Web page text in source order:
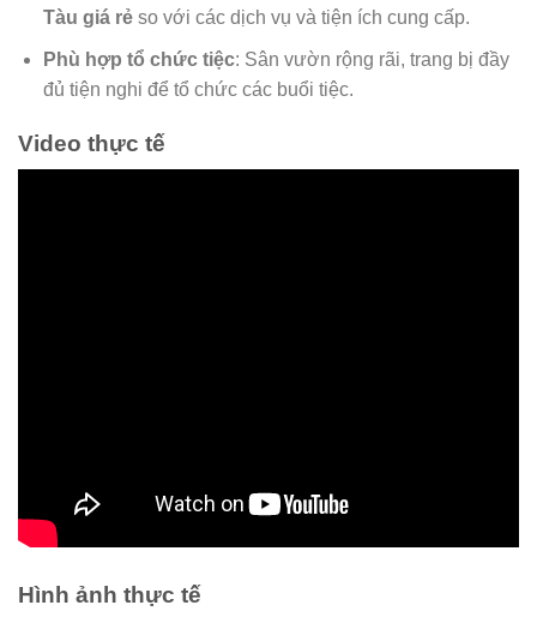
Tàu giá rẻso với các dịch vụ và tiện ích cung cấp.
Phù hợp tổ chức tiệc: Sân vườn rộng rãi, trang bị đầy
đủ tiện nghi để tổ chức các buổi tiệc.
Video thực tế
Hình ảnh thực tế